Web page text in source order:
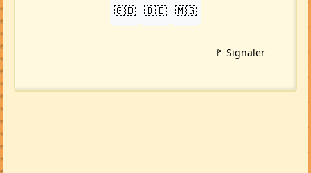
🇬🇧 🇩🇪 🇲🇬
🚩 Signaler